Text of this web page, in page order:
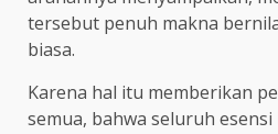
tersebut penuh makna
biasa.
Karena hal itu memberikan
semua, bahwa seluruh